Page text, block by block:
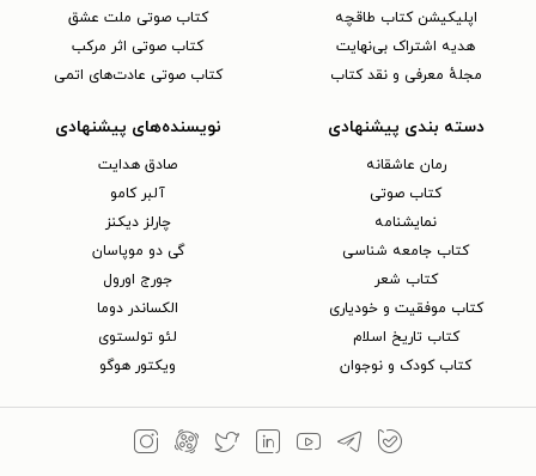
اپلیکیشن کتاب طاقچه
هدیه اشتراک بی‌نهایت
مجلهٔ معرفی و نقد کتاب
کتاب صوتی ملت عشق
کتاب صوتی اثر مرکب
کتاب صوتی عادت‌های اتمی
دسته بندی پیشنهادی
رمان عاشقانه
کتاب‌ صوتی
نمایشنامه
کتاب جامعه شناسی
کتاب شعر
کتاب موفقیت و خودیاری
کتاب تاریخ اسلام
کتاب کودک و نوجوان
نویسنده‌های پیشنهادی
صادق هدایت
آلبر کامو
چارلز دیکنز
گی دو موپاسان
جورج اورول
الکساندر دوما
لئو تولستوی
ویکتور هوگو